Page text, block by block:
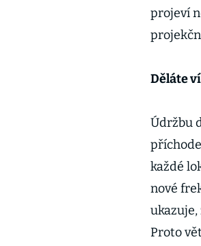
projeví
Děláte
Údržbu
každé
nové
ukazuje,
Proto